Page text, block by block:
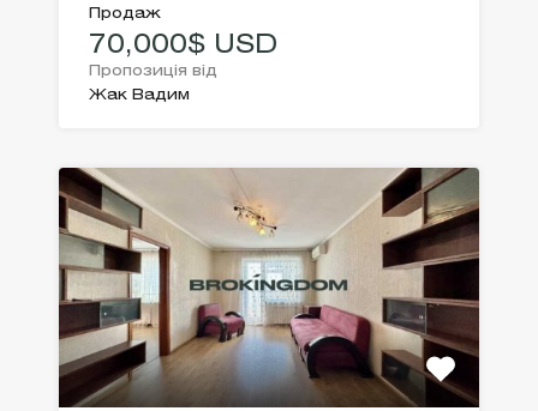
Продаж
70,000$ USD
Пропозиція від
Жак Вадим